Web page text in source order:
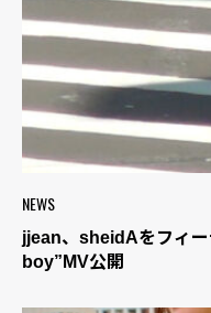
NEWS
jjean、sheidAをフィ
boy”MV公開